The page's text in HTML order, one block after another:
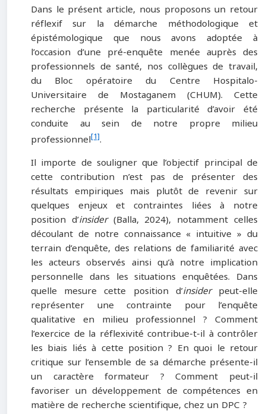
Dans le présent article, nous proposons un retour
réflexif sur la démarche méthodologique et
épistémologique que nous avons adoptée à
l’occasion d’une pré-enquête menée auprès des
professionnels de santé, nos collègues de travail,
du Bloc opératoire du Centre Hospitalo-
Universitaire de Mostaganem (CHUM). Cette
recherche présente la particularité d’avoir été
conduite au sein de notre propre milieu
professionnel[1].
Il importe de souligner que l’objectif principal de
cette contribution n’est pas de présenter des
résultats empiriques mais plutôt de revenir sur
quelques enjeux et contraintes liées à notre
position d’insider (Balla, 2024), notamment celles
découlant de notre connaissance « intuitive » du
terrain d’enquête, des relations de familiarité avec
les acteurs observés ainsi qu’à notre implication
personnelle dans les situations enquêtées. Dans
quelle mesure cette position d’insiderpeut-elle
représenter une contrainte pour l’enquête
qualitative en milieu professionnel ? Comment
l’exercice de la réflexivité contribue-t-il à contrôler
les biais liés à cette position ? En quoi le retour
critique sur l’ensemble de sa démarche présente-il
un caractère formateur ? Comment peut-il
favoriser un développement de compétences en
matière de recherche scientifique, chez un DPC ?